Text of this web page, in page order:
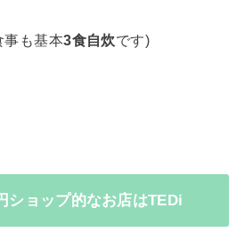
事も基本3食自炊です)
ショップ的なお店はTEDi